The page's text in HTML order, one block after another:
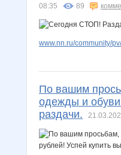
08:35 89
www.nn.ru/community/
По вашим
одежды и
раздачи.